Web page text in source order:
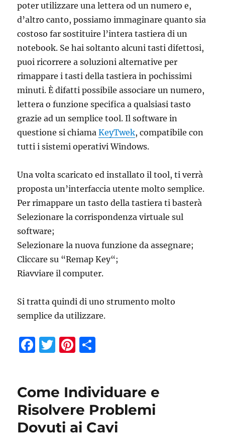
poter utilizzare una lettera od un numero e,
d’altro canto, possiamo immaginare quanto sia
costoso far sostituire l’intera tastiera di un
notebook. Se hai soltanto alcuni tasti difettosi,
puoi ricorrere a soluzioni alternative per
rimappare i tasti della tastiera in pochissimi
minuti. È difatti possibile associare un numero,
lettera o funzione specifica a qualsiasi tasto
grazie ad un semplice tool. Il software in
questione si chiamaKeyTwek, compatibile con
tutti i sistemi operativi Windows.
Una volta scaricato ed installato il tool, ti verrà
proposta un’interfaccia utente molto semplice.
Per rimappare un tasto della tastiera ti basterà
Selezionare la corrispondenza virtuale sul
software;
Selezionare la nuova funzione da assegnare;
Cliccare su “Remap Key“;
Riavviare il computer.
Si tratta quindi di uno strumento molto
semplice da utilizzare.
F
e
b
o
T
te
r
Pi
re
st
di
vi
di
Come Individuare e
Risolvere Problemi
Dovuti ai Cavi